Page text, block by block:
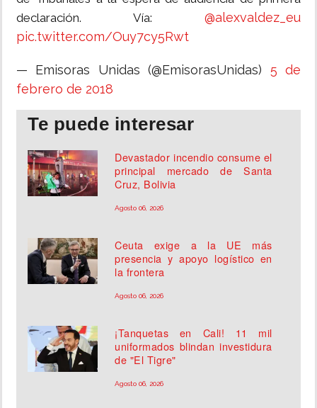
declaración. Vía: @alexvaldez_eu
pic.twitter.com/Ouy7cy5Rwt
— Emisoras Unidas (@EmisorasUnidas) 5 de
febrero de 2018
Te puede interesar
Devastador incendio consume el
principal mercado de Santa
Cruz, Bolivia
Agosto 06, 2026
Ceuta exige a la UE más
presencia y apoyo logístico en
la frontera
Agosto 06, 2026
¡Tanquetas en Cali! 11 mil
uniformados blindan investidura
de "El Tigre"
Agosto 06, 2026